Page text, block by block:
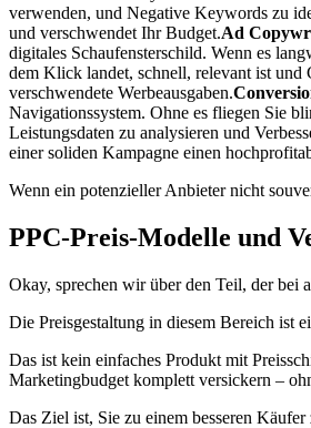
verwenden, und Negative Keywords zu
und verschwendet Ihr Budget.Ad
digitales Schaufensterschild. Wenn es
dem Klick landet, schnell, relevant ist
verschwendete Werbeausgaben.
Navigationssystem. Ohne es fliegen Sie
Leistungsdaten zu analysieren und
einer soliden Kampagne einen
Wenn ein potenzieller Anbieter nicht
PPC-Preis-Modelle und
Okay, sprechen wir über den Teil, der bei
Die Preisgestaltung in diesem Bereich ist
Das ist kein einfaches Produkt mit
Marketingbudget komplett versickern –
Das Ziel ist, Sie zu einem besseren